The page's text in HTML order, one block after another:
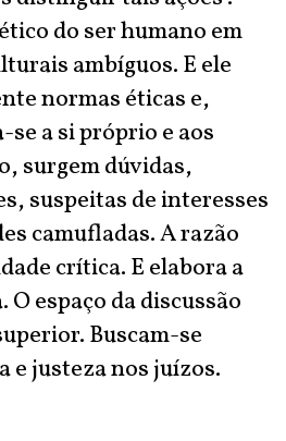
do ser humano em
ambíguos. E ele
normas éticas e,
a si próprio e aos
surgem dúvidas,
suspeitas de interesses
camufladas. A razão
crítica. E elabora a
espaço da discussão
Buscam-se
e justeza nos juízos.